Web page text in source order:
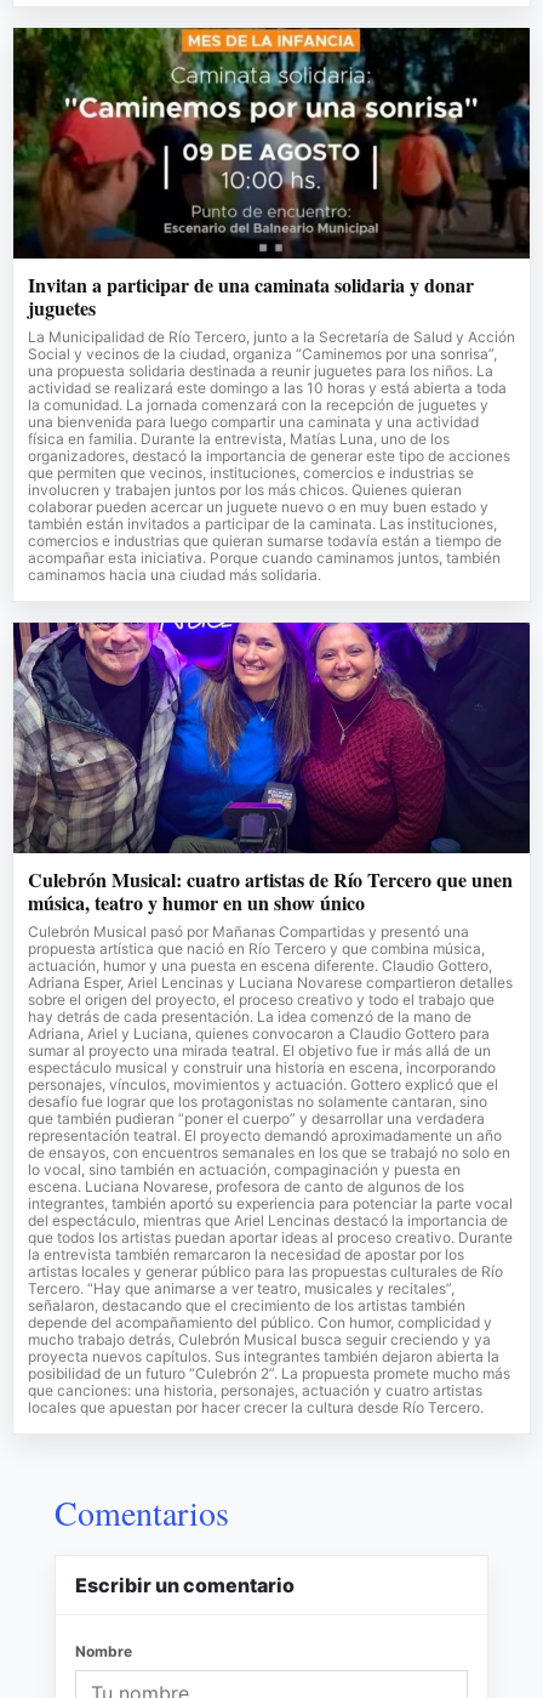
Invitan a participar de una caminata solidaria y donar
juguetes
La Municipalidad de Río Tercero, junto a la Secretaría de Salud y Acción
Social y vecinos de la ciudad, organiza “Caminemos por una sonrisa”,
una propuesta solidaria destinada a reunir juguetes para los niños. La
actividad se realizará este domingo a las 10 horas y está abierta a toda
la comunidad. La jornada comenzará con la recepción de juguetes y
una bienvenida para luego compartir una caminata y una actividad
física en familia. Durante la entrevista, Matías Luna, uno de los
organizadores, destacó la importancia de generar este tipo de acciones
que permiten que vecinos, instituciones, comercios e industrias se
involucren y trabajen juntos por los más chicos. Quienes quieran
colaborar pueden acercar un juguete nuevo o en muy buen estado y
también están invitados a participar de la caminata. Las instituciones,
comercios e industrias que quieran sumarse todavía están a tiempo de
acompañar esta iniciativa. Porque cuando caminamos juntos, también
caminamos hacia una ciudad más solidaria.
Culebrón Musical: cuatro artistas de Río Tercero que unen
música, teatro y humor en un show único
Culebrón Musical pasó por Mañanas Compartidas y presentó una
propuesta artística que nació en Río Tercero y que combina música,
actuación, humor y una puesta en escena diferente. Claudio Gottero,
Adriana Esper, Ariel Lencinas y Luciana Novarese compartieron detalles
sobre el origen del proyecto, el proceso creativo y todo el trabajo que
hay detrás de cada presentación. La idea comenzó de la mano de
Adriana, Ariel y Luciana, quienes convocaron a Claudio Gottero para
sumar al proyecto una mirada teatral. El objetivo fue ir más allá de un
espectáculo musical y construir una historia en escena, incorporando
personajes, vínculos, movimientos y actuación. Gottero explicó que el
desafío fue lograr que los protagonistas no solamente cantaran, sino
que también pudieran “poner el cuerpo” y desarrollar una verdadera
representación teatral. El proyecto demandó aproximadamente un año
de ensayos, con encuentros semanales en los que se trabajó no solo en
lo vocal, sino también en actuación, compaginación y puesta en
escena. Luciana Novarese, profesora de canto de algunos de los
integrantes, también aportó su experiencia para potenciar la parte vocal
del espectáculo, mientras que Ariel Lencinas destacó la importancia de
que todos los artistas puedan aportar ideas al proceso creativo. Durante
la entrevista también remarcaron la necesidad de apostar por los
artistas locales y generar público para las propuestas culturales de Río
Tercero. “Hay que animarse a ver teatro, musicales y recitales”,
señalaron, destacando que el crecimiento de los artistas también
depende del acompañamiento del público. Con humor, complicidad y
mucho trabajo detrás, Culebrón Musical busca seguir creciendo y ya
proyecta nuevos capítulos. Sus integrantes también dejaron abierta la
posibilidad de un futuro “Culebrón 2”. La propuesta promete mucho más
que canciones: una historia, personajes, actuación y cuatro artistas
locales que apuestan por hacer crecer la cultura desde Río Tercero.
Comentarios
Escribir un comentario
Nombre